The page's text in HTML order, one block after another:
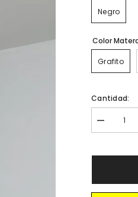
Negro
Color
Grafito
Cantidad:
Disminuir
cantidad